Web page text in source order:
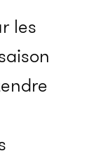
les